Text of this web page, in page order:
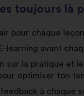
toujours là
pour chaque leçon
learning avant
sur la pratique et
optimiser ton
à chaque